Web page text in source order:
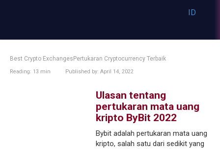
ID
CEB
CN
DA
Best Crypto ExchangesPertukaran Cryptocurrency Terbaik
Reading: 13 min Published by: April 14, 2022
Ulasan tentang
pertukaran mata uang
kripto ByBit 2022
Bybit adalah pertukaran mata uang
kripto, salah satu dari sedikit yang